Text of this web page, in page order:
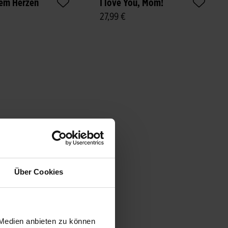
Über Cookies
anbieten zu können
Herzen
I love You, Mom!
27,99 €